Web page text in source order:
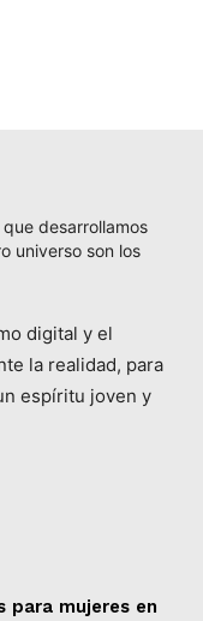
desarrollamos
universo son los
digital y el
la realidad, para
espíritu joven y
para mujeres en